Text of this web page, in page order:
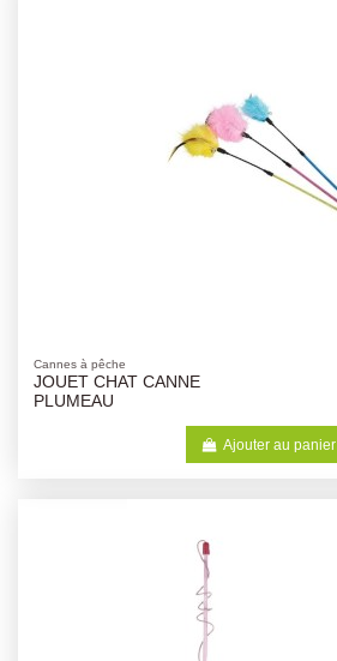
Cannes à pêche
JOUET CHAT CANNE
PLUMEAU
Ajouter au panier